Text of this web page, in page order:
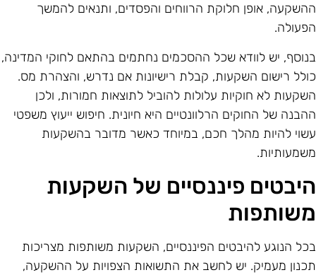
אופן חלוקת הרווחים והפסדים, ותנאים להמשך
יש לוודא שכל ההסכמים נחתמים בהתאם לחוקי המדינה,
רישום השקעות, קבלת רישיונות אם נדרש, והצהרת מס.
לא חוקיות עלולות להוביל לתוצאות חמורות, ולכן
של החוקים הרלוונטיים היא חיונית. חיפוש ייעוץ משפטי
להיות מהלך חכם, במיוחד כאשר מדובר בהשקעות
פיננסיים של השקעות
הנוגע להיבטים הפיננסיים, השקעות משותפות מצריכות
מעמיק. יש לחשב את התשואות הצפויות על ההשקעה,